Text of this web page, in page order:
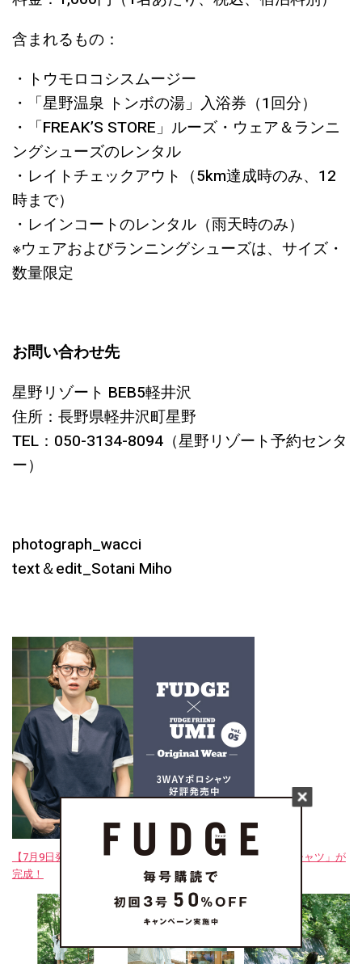
含まれるもの：
・トウモロコシスムージー
・「星野温泉 トンボの湯」入浴券（1回分）
・「FREAK’S STORE」ルーズ・ウェア＆ランニ
ングシューズのレンタル
・レイトチェックアウト（5km達成時のみ、12
時まで）
・レインコートのレンタル（雨天時のみ）
※ウェアおよびランニングシューズは、サイズ・
数量限定
お問い合わせ先
星野リゾート BEB5軽井沢
住所：長野県軽井沢町星野
TEL：050-3134-8094（星野リゾート予約センタ
ー）
photograph_wacci
text＆edit_Sotani Miho
【7月9日発売‼︎】FUDGE FRIENDのUMIと作った「3WAYポロシャツ」が
完成！